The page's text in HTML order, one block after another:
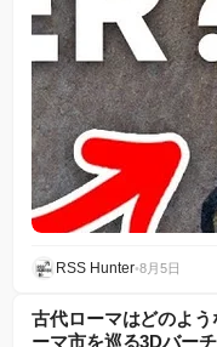
RSS Hunter•8月5日
古代ローマはどのよ
ーマ市を巡る3Dバー